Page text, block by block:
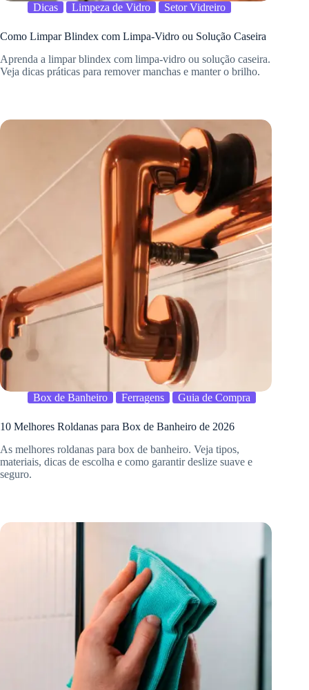
Dicas Limpeza de Vidro Setor Vidreiro
Como Limpar Blindex com Limpa-Vidro ou Solução Caseira
Aprenda a limpar blindex com limpa-vidro ou solução caseira.
Veja dicas práticas para remover manchas e manter o brilho.
Box de Banheiro Ferragens Guia de Compra
10 Melhores Roldanas para Box de Banheiro de 2026
As melhores roldanas para box de banheiro. Veja tipos,
materiais, dicas de escolha e como garantir deslize suave e
seguro.